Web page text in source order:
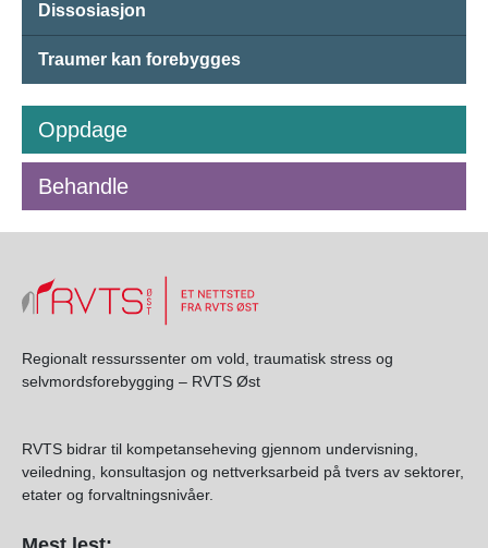
Dissosiasjon
Traumer kan forebygges
Oppdage
Behandle
Regionalt ressurssenter om vold, traumatisk stress og
selvmordsforebygging – RVTS Øst
RVTS bidrar til kompetanseheving gjennom undervisning,
veiledning, konsultasjon og nettverksarbeid på tvers av sektorer,
etater og forvaltningsnivåer.